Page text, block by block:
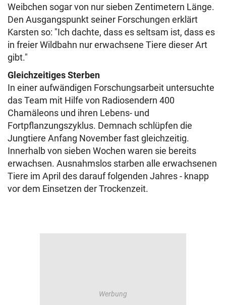
Weibchen sogar von nur sieben Zentimetern Länge.
Den Ausgangspunkt seiner Forschungen erklärt
Karsten so: "Ich dachte, dass es seltsam ist, dass es
in freier Wildbahn nur erwachsene Tiere dieser Art
gibt."
Gleichzeitiges Sterben
In einer aufwändigen Forschungsarbeit untersuchte
das Team mit Hilfe von Radiosendern 400
Chamäleons und ihren Lebens- und
Fortpflanzungszyklus. Demnach schlüpfen die
Jungtiere Anfang November fast gleichzeitig.
Innerhalb von sieben Wochen waren sie bereits
erwachsen. Ausnahmslos starben alle erwachsenen
Tiere im April des darauf folgenden Jahres - knapp
vor dem Einsetzen der Trockenzeit.